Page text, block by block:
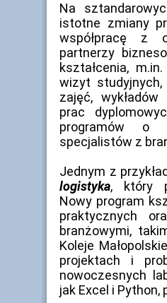
Na
istotne zmiany
współpracę z
partnerzy
kształcenia,
wizyt studyjnych,
zajęć,
prac
programów o
specjalistów z
Jednym z
logistyka, który
Nowy program
praktycznych
branżowymi,
Koleje
projektach i
nowoczesnych
jak Excel i